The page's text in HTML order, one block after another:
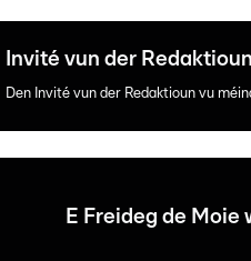
Invité vun der
Den Invité vun der Redaktioun vu
E Freideg de Moie